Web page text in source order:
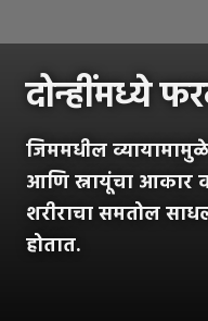
दोन्हींमध्ये
जिममधील
आणि स्नायूंचा आकार
शरीराचा समतोल
होतात.